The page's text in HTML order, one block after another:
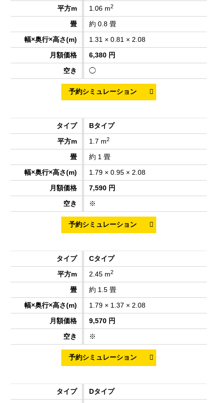
1.06 m2
約 0.8 畳
1.31 × 0.81 × 2.08
6,380 円
◯
Bタイプ
1.7 m2
約 1 畳
1.79 × 0.95 × 2.08
7,590 円
※
Cタイプ
2.45 m2
約 1.5 畳
1.79 × 1.37 × 2.08
9,570 円
※
Dタイプ